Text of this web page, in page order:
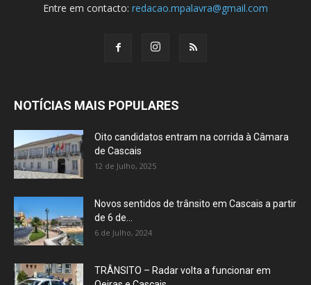
Entre em contacto: redacao.mpalavra@gmail.com
NOTÍCIAS MAIS POPULARES
Oito candidatos entram na corrida à Câmara
de Cascais
12 de Julho, 2025
Novos sentidos de trânsito em Cascais a partir
de 6 de...
6 de Julho, 2024
TRÂNSITO – Radar volta a funcionar em